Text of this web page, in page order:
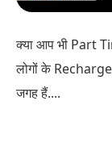
क्या आप भी Part
लोगों के
जगह हैं....